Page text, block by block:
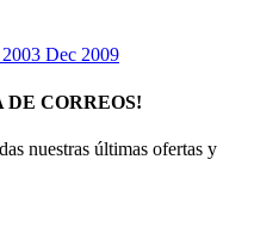
Dec 2009
DE CORREOS!
nuestras últimas ofertas y